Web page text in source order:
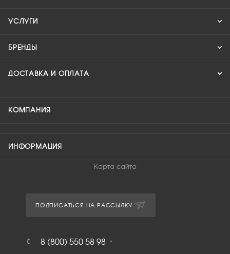
УСЛУГИ
БРЕНДЫ
ДОСТАВКА И ОПЛАТА
КОМПАНИЯ
ИНФОРМАЦИЯ
Карта сайта
ПОДПИСАТЬСЯ НА РАССЫЛКУ
8 (800) 550 58 98